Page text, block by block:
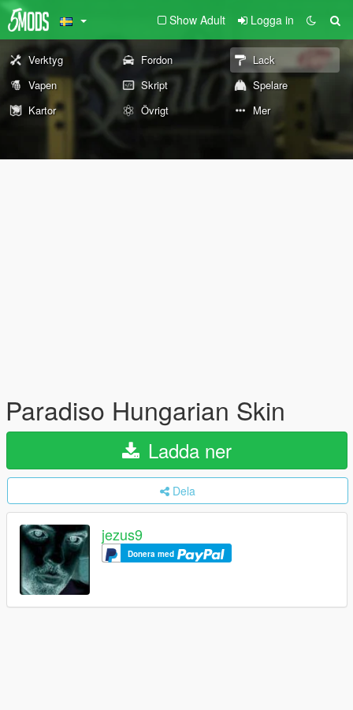
Show Adult Logga in
Verktyg Fordon
Lack
Vapen
Skript
Spelare
Kartor
Övrigt Mer
Paradiso Hungarian Skin
Ladda ner
Dela
jezus9
Donera med